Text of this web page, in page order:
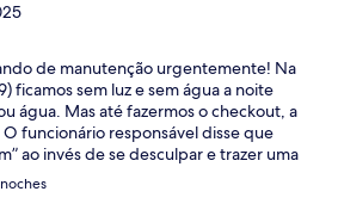
de manutenção urgentemente! Na
ficamos sem luz e sem água a noite
água. Mas até fazermos o checkout, a
funcionário responsável disse que
ao invés de se desculpar e trazer uma
muito caro pelo que oferece! Quartos
uma reforma!!! Não recomendo de